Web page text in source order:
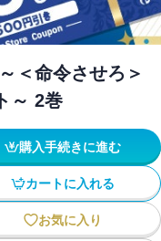
＜命令させろ＞
～ 2巻
購入手続きに進む
カートに入れる
お気に入り